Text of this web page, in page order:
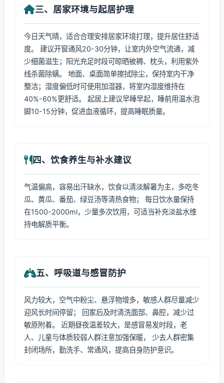
三、居家环境与起居护理
今日天气晴，适合合理安排居家环境打理，提升居住舒适
度。 建议开窗通风20-30分钟，让室内外空气流通，减
少细菌滋生；阳光充足时段可晾晒被褥、枕头，利用紫外
线杀菌除螨。 地面、桌面简单擦拭除尘，保持室内干净
整洁；湿度偏低时可使用加湿器，将室内湿度维持在
40%-60%更舒适。 起居上建议早睡早起，睡前用温水泡
脚10-15分钟，促进血液循环，提高睡眠质量。
四、饮食养生与补水建议
气温偏高，容易出汗缺水，饮食以清淡解暑为主，多吃冬
瓜、黄瓜、番茄、绿豆汤等清热食物； 每日饮水量保持
在1500-2000ml，少量多次饮用，可适当补充淡盐水维
持电解质平衡。
五、呼吸道与感冒防护
风力较大，空气中粉尘、悬浮物增多，敏感人群尽量减少
迎风长时间停留； 回家后及时清洗面部、鼻腔，减少过
敏原附着。 近期昼夜温差较大，是感冒易发时段，老
人、儿童与体质较弱人群注意加强保暖， 少去人群密集
封闭场所，勤洗手、常通风，提高自身防护意识。